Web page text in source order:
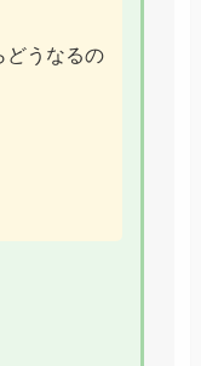
どうなるの